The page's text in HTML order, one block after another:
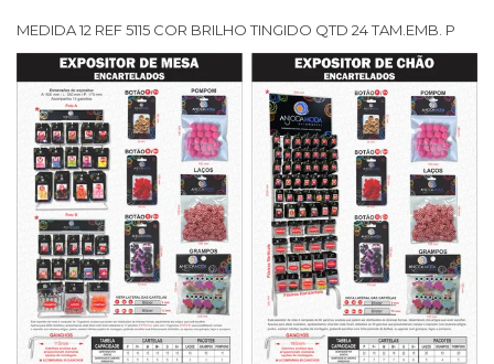
MEDIDA 12 REF 5115 COR BRILHO TINGIDO QTD 24 TAM.EMB. P